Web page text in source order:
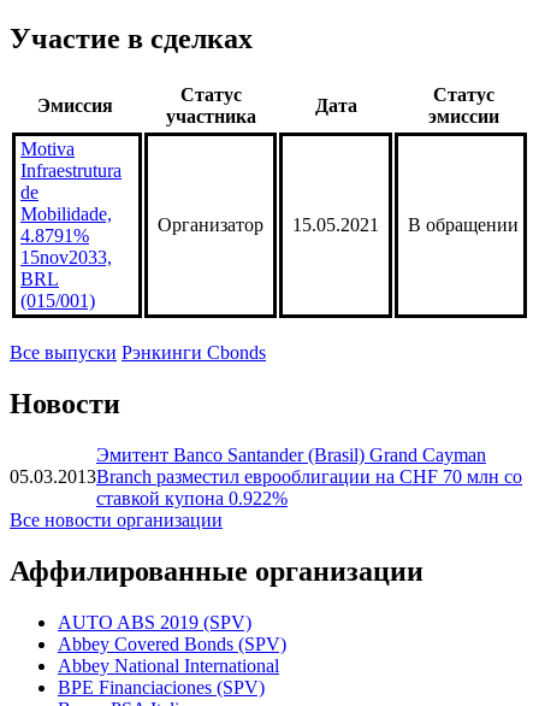
Участие в сделках
Эмиссия
Статус
участника
Дата
Статус
эмиссии
Motiva
Infraestrutura
de
Mobilidade,
4.8791%
15nov2033,
BRL
(015/001)
Организатор 15.05.2021 В обращении
Все выпуски Рэнкинги Cbonds
Новости
05.03.2013
Эмитент Banco Santander (Brasil) Grand Cayman
Branch разместил еврооблигации на CHF 70 млн со
ставкой купона 0.922%
Все новости организации
Аффилированные организации
AUTO ABS 2019 (SPV)
Abbey Covered Bonds (SPV)
Abbey National International
BPE Financiaciones (SPV)